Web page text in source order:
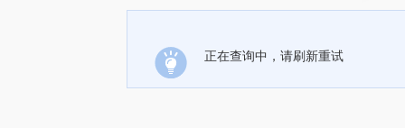
正在查询中，请刷新重试